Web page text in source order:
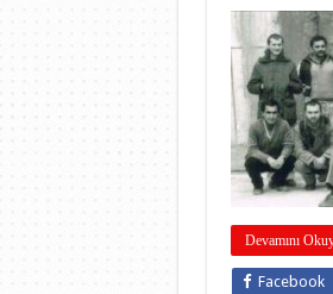
Devamını
Facebook